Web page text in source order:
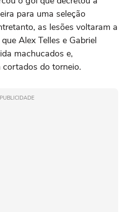
para uma seleção
as lesões voltaram a
Alex Telles e Gabriel
machucados e,
do torneio.
PUBLICIDADE